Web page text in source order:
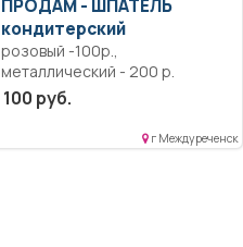
ПРОДАМ - ШПАТЕЛЬ
кондитерский
розовый -100р.,
металлический - 200 р.
100 руб.
г Междуреченск